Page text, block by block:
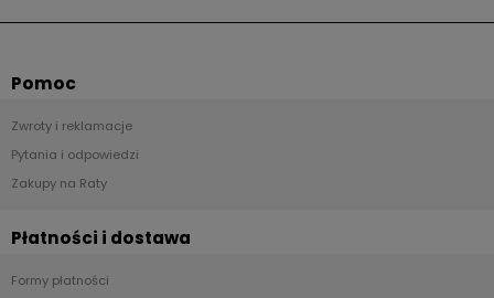
Pomoc
Zwroty i reklamacje
Pytania i odpowiedzi
Zakupy na Raty
Płatności i dostawa
Formy płatności